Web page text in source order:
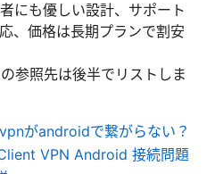
にも優しい設計、サポート
、価格は長期プランで割安
参照先は後半でリストしま
がandroidで繋がらない？
VPN Android 接続問題